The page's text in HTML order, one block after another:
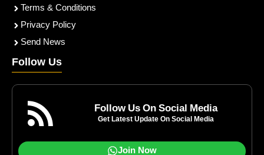
Terms & Conditions
Privacy Policy
Send News
Follow Us
Follow Us On Social Media
Get Latest Update On Social Media
Join Now